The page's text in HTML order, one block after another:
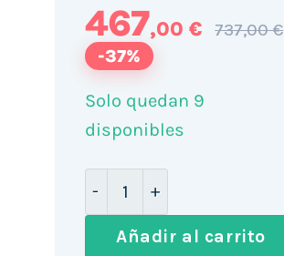
467,00 € 737,00 €
-37%
Solo quedan 9
disponibles
Añadir al carrito